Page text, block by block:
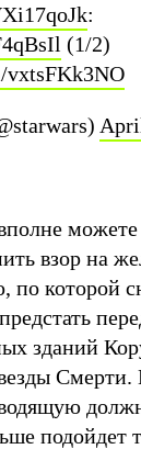
:
(1/2)
vxtsFKk3NO
можете
взор на
по которой
зданий
подойдет